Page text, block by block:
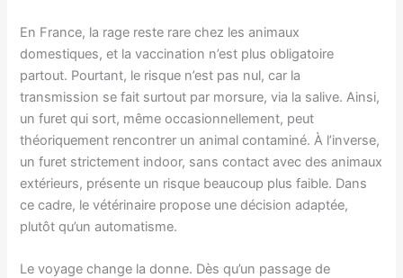
En France, la rage reste rare chez les animaux
domestiques, et la vaccination n’est plus obligatoire
partout. Pourtant, le risque n’est pas nul, car la
transmission se fait surtout par morsure, via la salive. Ainsi,
un furet qui sort, même occasionnellement, peut
théoriquement rencontrer un animal contaminé. À l’inverse,
un furet strictement indoor, sans contact avec des animaux
extérieurs, présente un risque beaucoup plus faible. Dans
ce cadre, le vétérinaire propose une décision adaptée,
plutôt qu’un automatisme.
Le voyage change la donne. Dès qu’un passage de